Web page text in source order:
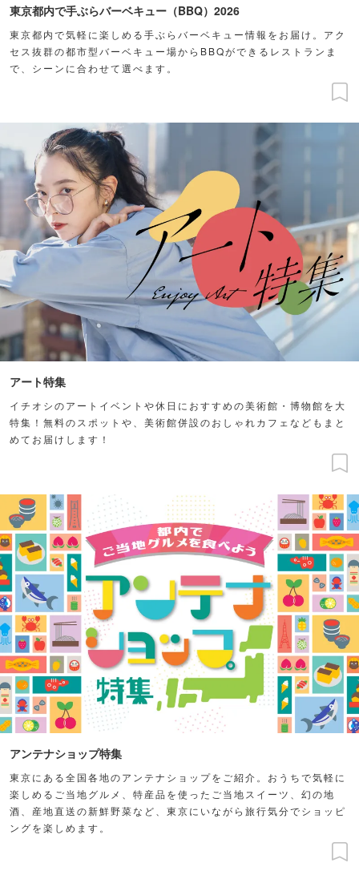
東京都内で手ぶらバーベキュー（BBQ）2026
東京都内で気軽に楽しめる手ぶらバーベキュー情報をお届け。アク
セス抜群の都市型バーベキュー場からBBQができるレストランま
で、シーンに合わせて選べます。
アート特集
イチオシのアートイベントや休日におすすめの美術館・博物館を大
特集！無料のスポットや、美術館併設のおしゃれカフェなどもまと
めてお届けします！
アンテナショップ特集
東京にある全国各地のアンテナショップをご紹介。おうちで気軽に
楽しめるご当地グルメ、特産品を使ったご当地スイーツ、幻の地
酒、産地直送の新鮮野菜など、東京にいながら旅行気分でショッピ
ングを楽しめます。